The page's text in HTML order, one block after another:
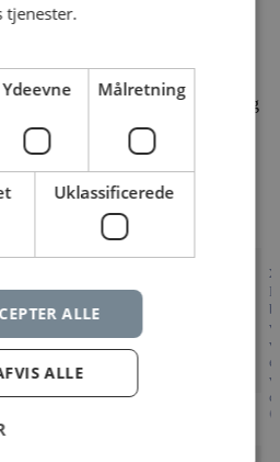
i denne browser til næste gang
Orange almond
kr.
tjenester.
Ydeevne Målretning
Uklassificerede
ALLE
ALLE